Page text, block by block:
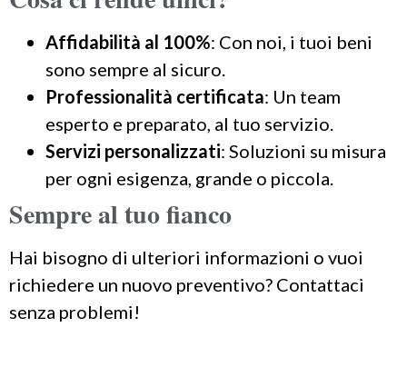
Affidabilità al 100%: Con noi, i tuoi beni
sono sempre al sicuro.
Professionalità certificata: Un team
esperto e preparato, al tuo servizio.
Servizi personalizzati: Soluzioni su misura
per ogni esigenza, grande o piccola.
Sempre al tuo fianco
Hai bisogno di ulteriori informazioni o vuoi
richiedere un nuovo preventivo? Contattaci
senza problemi!